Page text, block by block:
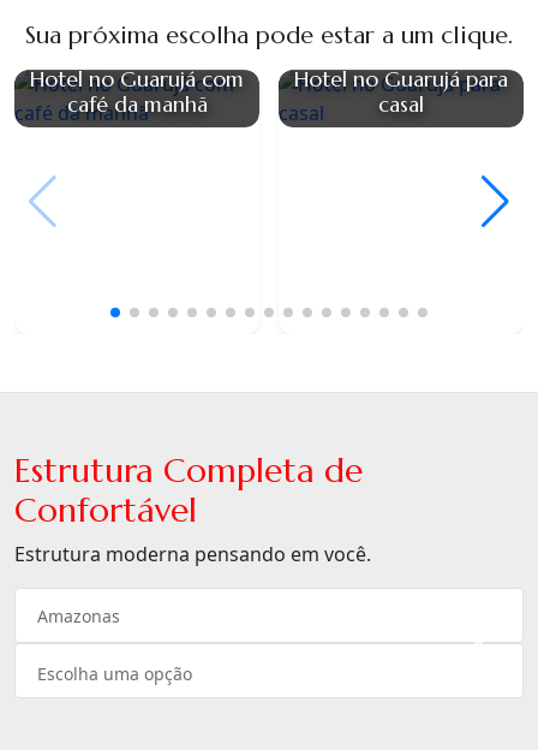
Sua próxima escolha pode estar a um clique.
Hotel no Guarujá com
café da manhã
Hotel no Guarujá para
casal
Estrutura Completa de
Confortável
Estrutura moderna pensando em você.
×
Amazonas
Escolha uma opção